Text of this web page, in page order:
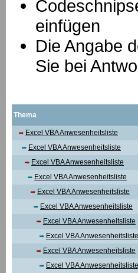
einfügen
Die Angabe
Sie bei
Thema
Excel VBA Anwesenheitsliste
Excel VBA Anwesenheitsliste
Excel VBA Anwesenheitsliste
Excel VBA Anwesenheitsliste
Excel VBA Anwesenheitsliste
Excel VBA Anwesenheitsliste
Excel VBA Anwesenheitsliste
Excel VBA Anwesenheitsliste
Excel VBA Anwesenheitsliste
Excel VBA Anwesenheitsliste